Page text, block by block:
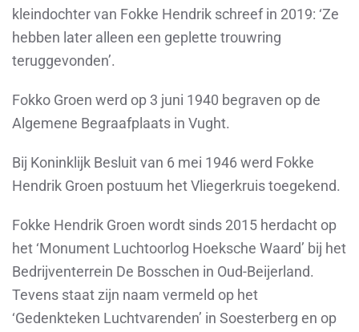
kleindochter van Fokke Hendrik schreef in 2019: ‘Ze
hebben later alleen een geplette trouwring
teruggevonden’.
Fokko Groen werd op 3 juni 1940 begraven op de
Algemene Begraafplaats in Vught.
Bij Koninklijk Besluit van 6 mei 1946 werd Fokke
Hendrik Groen postuum het Vliegerkruis toegekend.
Fokke Hendrik Groen wordt sinds 2015 herdacht op
het ‘Monument Luchtoorlog Hoeksche Waard’ bij het
Bedrijventerrein De Bosschen in Oud-Beijerland.
Tevens staat zijn naam vermeld op het
‘Gedenkteken Luchtvarenden’ in Soesterberg en op